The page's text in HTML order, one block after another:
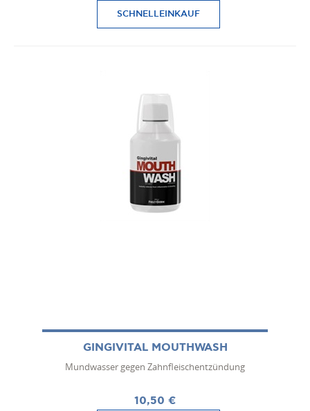
SCHNELLEINKAUF
GINGIVITAL MOUTHWASH
Mundwasser gegen Zahnfleischentzündung
10,50 €